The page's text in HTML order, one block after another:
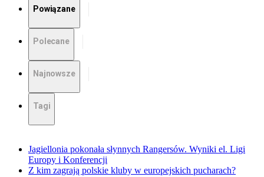
Powiązane
Polecane
Najnowsze
Tagi
Jagiellonia pokonała słynnych Rangersów. Wyniki el. Ligi
Europy i Konferencji
Z kim zagrają polskie kluby w europejskich pucharach?